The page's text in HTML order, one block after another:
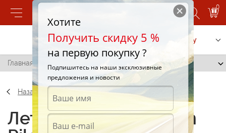
0
Позвонить Заказать услугу
Главная / Michelin Pilot Sport 3 (PS3) 205/45 R16 83V
Назад
Летние шины Michelin
Хотите
Получить скидку 5 %
на первую покупку ?
Подпишитесь на наши эксклюзивные
предложения и новости